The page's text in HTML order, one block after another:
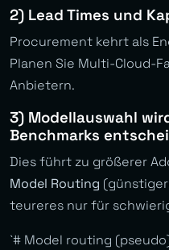
2) Lead Times und
Procurement kehrt als
Planen Sie Multi-Cloud-
Anbietern.
3) Modellauswahl
Benchmarks
Dies führt zu größerer
Model Routing
teureres nur für
`# Model routing